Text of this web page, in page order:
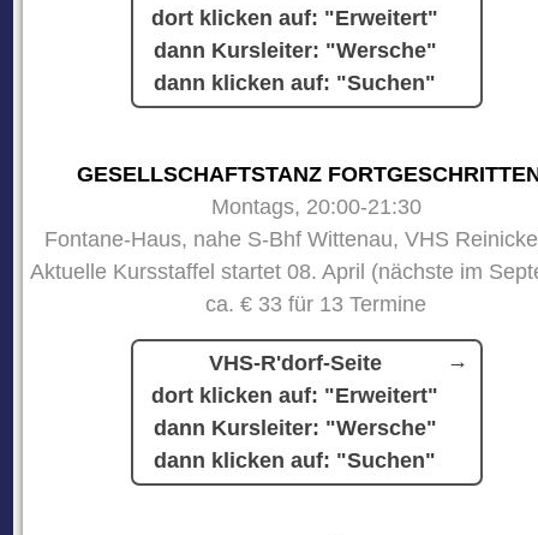
dort klicken auf: "Erweitert"
dann Kursleiter: "Wersche"
dann klicken auf: "Suchen"
GESELLSCHAFTSTANZ
Montags, 20:00-21:30
Fontane-Haus, nahe S-Bhf Wittenau, VHS
Aktuelle Kursstaffel startet 08. April (nächste im
ca. € 33 für 13 Termine
VHS-R'dorf-Seite
dort klicken auf: "Erweitert"
dann Kursleiter: "Wersche"
dann klicken auf: "Suchen"